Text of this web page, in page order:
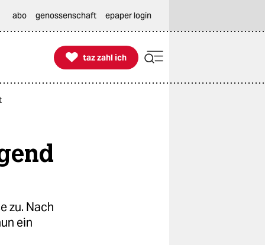
abo genossenschaft epaper login

taz zahl ich
taz zahl ich
zu. Nach
ein